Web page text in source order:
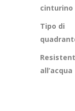
cinturino
Tipo di
all’acqua